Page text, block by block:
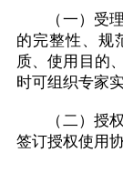
（一）受
的完整性、规
质、使用目的
时可组织专家
（二）授
签订授权使用协